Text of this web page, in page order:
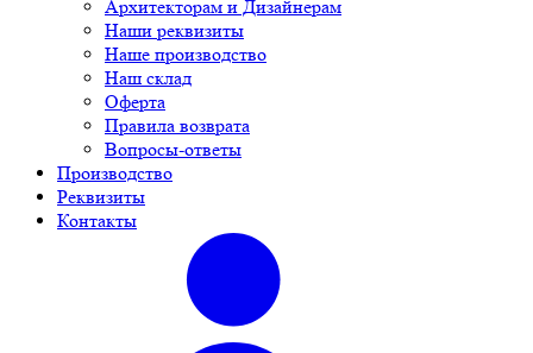
Архитекторам и Дизайнерам
Наши реквизиты
Наше производство
Наш склад
Оферта
Правила возврата
Вопросы-ответы
Производство
Реквизиты
Контакты